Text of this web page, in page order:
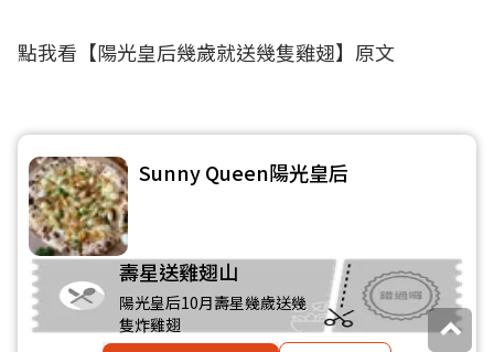
點我看【陽光皇后幾歲就送幾隻雞翅】原文
Sunny Queen陽光皇后
壽星送雞翅山
陽光皇后10月壽星幾歲送幾
隻炸雞翅